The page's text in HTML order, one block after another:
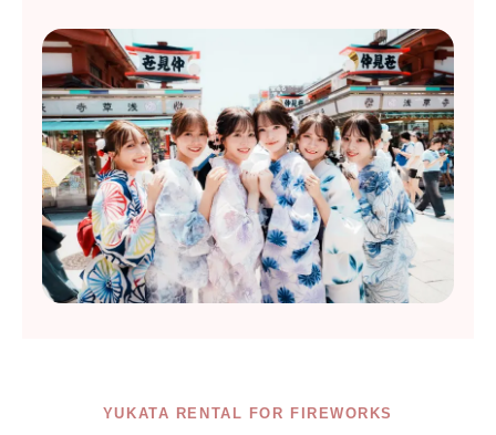
YUKATA RENTAL FOR FIREWORKS